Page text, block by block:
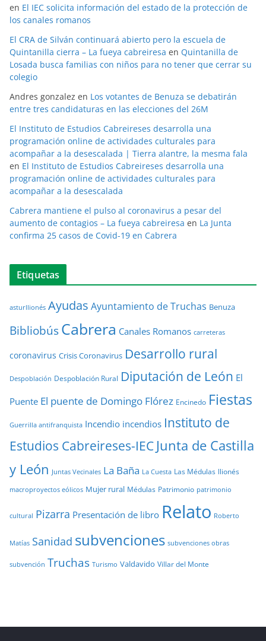
en El IEC solicita información del estado de la protección de
los canales romanos
El CRA de Silván continuará abierto pero la escuela de
Quintanilla cierra – La fueya cabreiresa en Quintanilla de
Losada busca familias con niños para no tener que cerrar su
colegio
Andres gonzalez en Los votantes de Benuza se debatirán
entre tres candidaturas en las elecciones del 26M
El Instituto de Estudios Cabreireses desarrolla una
programación online de actividades culturales para
acompañar a la desescalada | Tierra alantre, la mesma fala
en El Instituto de Estudios Cabreireses desarrolla una
programación online de actividades culturales para
acompañar a la desescalada
Cabrera mantiene el pulso al coronavirus a pesar del
aumento de contagios – La fueya cabreiresa en La Junta
confirma 25 casos de Covid-19 en Cabrera
Etiquetas
asturllionés Ayudas Ayuntamiento de Truchas Benuza
BibliobúsCabrera Canales Romanos carreteras
coronavirus Crisis Coronavirus Desarrollo rural
Despoblación Despoblación Rural Diputación de León El
Puente El puente de Domingo Flórez Encinedo Fiestas
Guerrilla antifranquista Incendio incendios Instituto de
Estudios Cabreireses-IEC Junta de Castilla
y León Juntas Vecinales La Baña La Cuesta Las Médulas llionés
macroproyectos eólicos Mujer rural Médulas Patrimonio patrimonio
cultural Pizarra Presentación de libro Relato Roberto
Matías Sanidad subvenciones subvenciones obras
subvención Truchas Turismo Valdavido Villar del Monte